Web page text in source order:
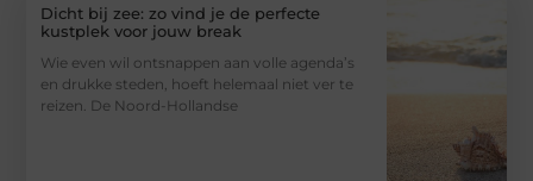
Dicht bij zee: zo vind je de perfecte
kustplek voor jouw break
Wie even wil ontsnappen aan volle agenda’s
en drukke steden, hoeft helemaal niet ver te
reizen. De Noord-Hollandse